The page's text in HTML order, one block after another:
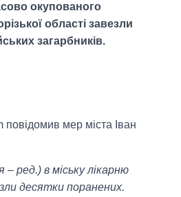
окупованого
області завезли
загарбників.
мер міста Іван
– ред.) в міську лікарню
десятки поранених.